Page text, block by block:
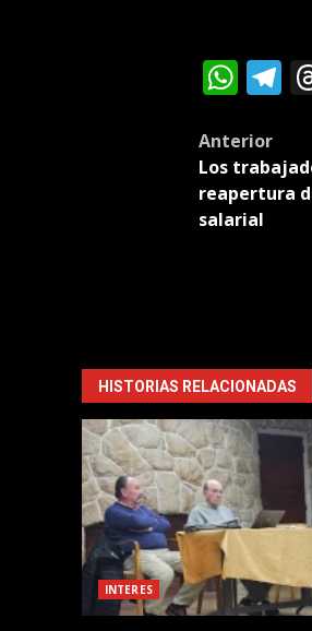
Post
Anterior
Los
reapertura
salarial
HISTORIAS RELACIONADAS
INTERES